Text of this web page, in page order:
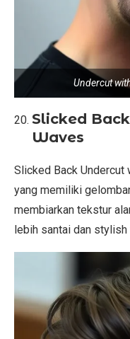
Undercut
Slicked
Waves
Slicked Back Undercut
yang memiliki
membiarkan tekstur
lebih santai dan stylish